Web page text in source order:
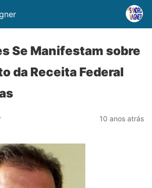
Se Manifestam sobre
da Receita Federal
10 anos atrás